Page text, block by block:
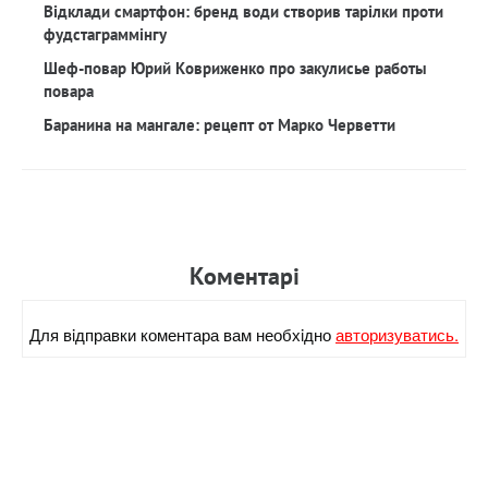
Відклади смартфон: бренд води створив тарілки проти
фудстаграммінгу
Шеф-повар Юрий Ковриженко про закулисье работы
повара
Баранина на мангале: рецепт от Марко Черветти
Коментарi
Для вiдправки коментара вам необхiдноавторизуватись.